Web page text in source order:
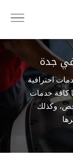
جدة
احترافية
كافة خدمات
وكذلك